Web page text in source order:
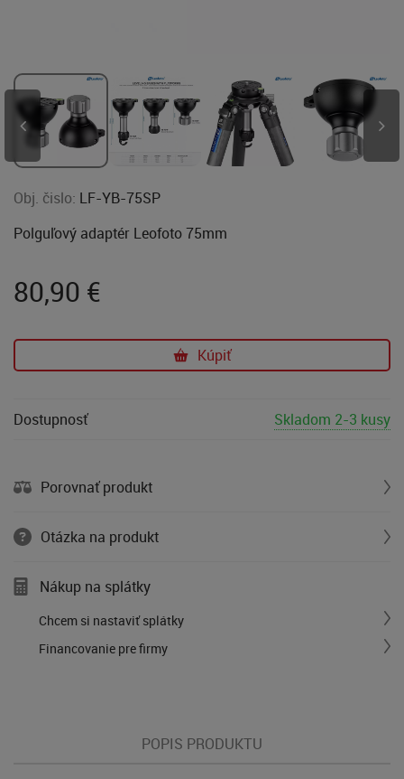
Obj. čislo: LF-YB-75SP
Polguľový adaptér Leofoto 75mm
80,90 €
Kúpiť
Dostupnosť Skladom 2-3 kusy
Porovnať produkt
Otázka na produkt
Nákup na splátky
Chcem si nastaviť splátky
Financovanie pre firmy
POPIS PRODUKTU